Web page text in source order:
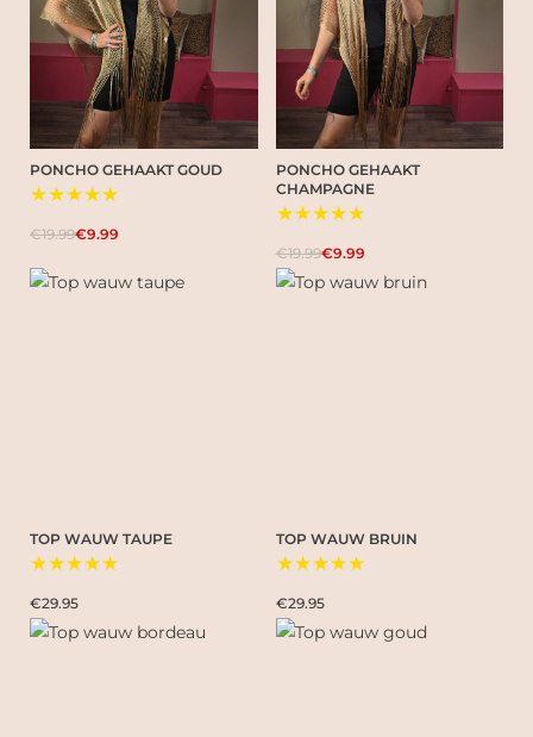
PONCHO GEHAAKT GOUD
★★★★★
€19.99€9.99
PONCHO GEHAAKT
CHAMPAGNE
★★★★★
€19.99€9.99
TOP WAUW TAUPE
★★★★★
€29.95
TOP WAUW BRUIN
★★★★★
€29.95